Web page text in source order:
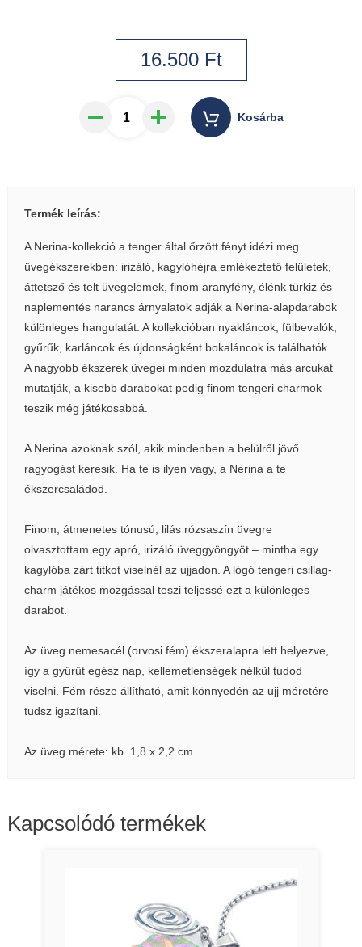
16.500Ft
Kosárba
Termék leírás:
A Nerina-kollekció a tenger által őrzött fényt idézi meg
üvegékszerekben: irizáló, kagylóhéjra emlékeztető felületek,
áttetsző és telt üvegelemek, finom aranyfény, élénk türkiz és
naplementés narancs árnyalatok adják a Nerina-alapdarabok
különleges hangulatát. A kollekcióban nyakláncok, fülbevalók,
gyűrűk, karláncok és újdonságként bokaláncok is találhatók.
A nagyobb ékszerek üvegei minden mozdulatra más arcukat
mutatják, a kisebb darabokat pedig finom tengeri charmok
teszik még játékosabbá.
A Nerina azoknak szól, akik mindenben a belülről jövő
ragyogást keresik. Ha te is ilyen vagy, a Nerina a te
ékszercsaládod.
Finom, átmenetes tónusú, lilás rózsaszín üvegre
olvasztottam egy apró, irizáló üveggyöngyöt – mintha egy
kagylóba zárt titkot viselnél az ujjadon. A lógó tengeri csillag-
charm játékos mozgással teszi teljessé ezt a különleges
darabot.
Az üveg nemesacél (orvosi fém) ékszeralapra lett helyezve,
így a gyűrűt egész nap, kellemetlenségek nélkül tudod
viselni. Fém része állítható, amit könnyedén az ujj méretére
tudsz igazítani.
Az üveg mérete: kb. 1,8 x 2,2 cm
Kapcsolódó termékek